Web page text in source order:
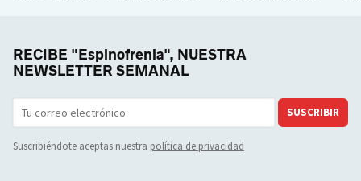
RECIBE "Espinofrenia", NUESTRA
NEWSLETTER SEMANAL
SUSCRIBIR
Suscribiéndote aceptas nuestra política de privacidad